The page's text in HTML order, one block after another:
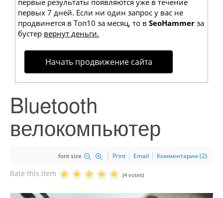
первые результаты появляются уже в течение
первых 7 дней. Если ни один запрос у вас не
продвинется в Топ10 за месяц, то в SeoHammer за
бустер вернут деньги.
Начать продвижение сайта
Bluetooth
велокомпьютер
font size Print Email Комментарии (2)
Rate this item (4 votes)